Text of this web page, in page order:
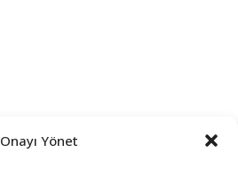
Onayı Yönet